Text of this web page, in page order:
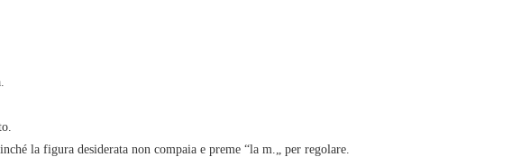
la figura desiderata non compaia e preme “la m.„ per regolare.